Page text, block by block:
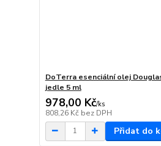
DoTerra esenciální olej
jedle 5 ml
978,00 Kč/ks
808,26 Kč bez DPH
Přidat do